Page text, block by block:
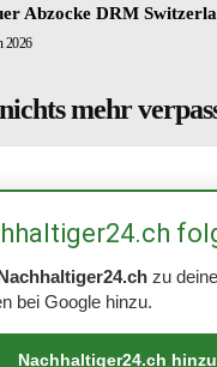
Abzocke DRM
2026
mehr
EINTRAGEN
ich gelesen und akzeptiert.
zu
bei Google hinzu.
Nachhaltiger24.ch